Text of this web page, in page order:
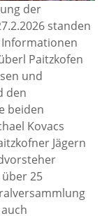
der
standen
Informationen
Paitzkofen
und
den
beiden
Kovacs
Jägern
25